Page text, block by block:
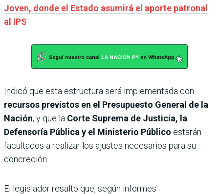
Joven, donde el Estado asumirá el aporte patronal
al IPS
Indicó que esta estructura será implementada con
recursos previstos en el Presupuesto General de la
Nación, y que la Corte Suprema de Justicia, la
Defensoría Pública y el Ministerio Público estarán
facultados a realizar los ajustes necesarios para su
concreción.
El legislador resaltó que, según informes